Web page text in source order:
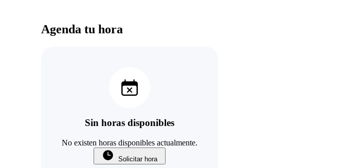
Agenda tu hora
Sin horas disponibles
No existen horas disponibles actualmente.
Solicitar hora